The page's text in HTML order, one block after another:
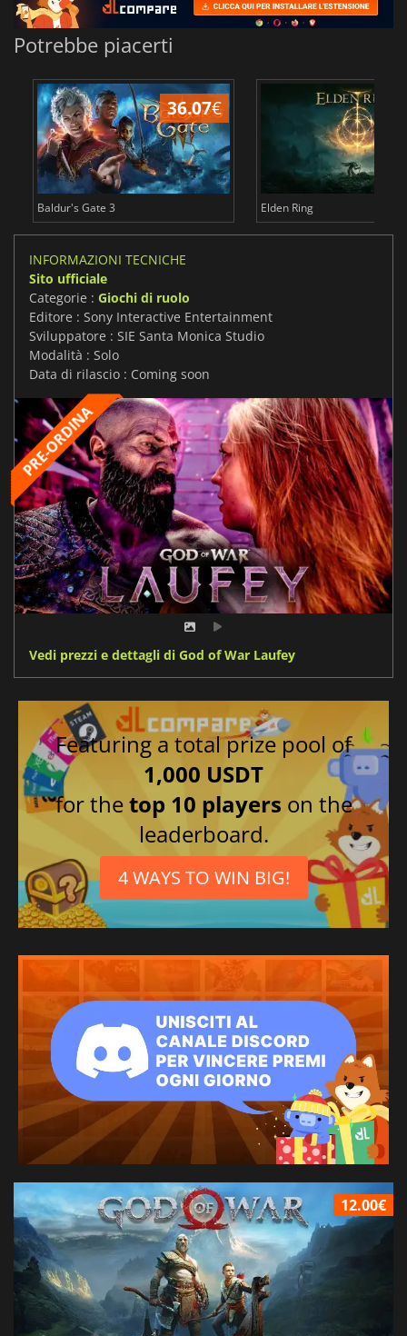
Potrebbe piacerti
36.07€
Baldur's Gate 3 Elden Ring
INFORMAZIONI TECNICHE
Sito ufficiale
Categorie : Giochi di ruolo
Editore : Sony Interactive Entertainment
Sviluppatore : SIE Santa Monica Studio
Modalità : Solo
Data di rilascio : Coming soon
Vedi prezzi e dettagli di God of War Laufey
Featuring a total prize pool of
1,000 USDT
for thetop 10 players on the
leaderboard.
4 WAYS TO WIN BIG!
12.00€